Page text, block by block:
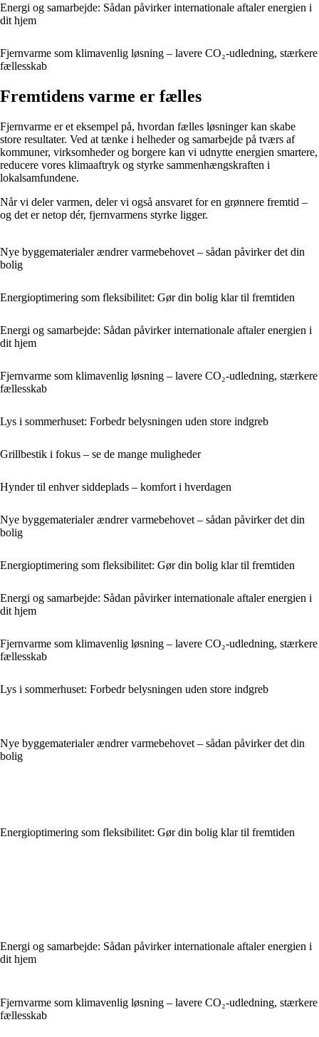
Energi og samarbejde: Sådan påvirker internationale aftaler energien i
dit hjem
Fjernvarme som klimavenlig løsning – lavere CO₂-udledning, stærkere
fællesskab
Fremtidens varme er fælles
Fjernvarme er et eksempel på, hvordan fælles løsninger kan skabe
store resultater. Ved at tænke i helheder og samarbejde på tværs af
kommuner, virksomheder og borgere kan vi udnytte energien smartere,
reducere vores klimaaftryk og styrke sammenhængskraften i
lokalsamfundene.
Når vi deler varmen, deler vi også ansvaret for en grønnere fremtid –
og det er netop dér, fjernvarmens styrke ligger.
Nye byggematerialer ændrer varmebehovet – sådan påvirker det din
bolig
Energioptimering som fleksibilitet: Gør din bolig klar til fremtiden
Energi og samarbejde: Sådan påvirker internationale aftaler energien i
dit hjem
Fjernvarme som klimavenlig løsning – lavere CO₂-udledning, stærkere
fællesskab
Lys i sommerhuset: Forbedr belysningen uden store indgreb
Grillbestik i fokus – se de mange muligheder
Hynder til enhver siddeplads – komfort i hverdagen
Nye byggematerialer ændrer varmebehovet – sådan påvirker det din
bolig
Energioptimering som fleksibilitet: Gør din bolig klar til fremtiden
Energi og samarbejde: Sådan påvirker internationale aftaler energien i
dit hjem
Fjernvarme som klimavenlig løsning – lavere CO₂-udledning, stærkere
fællesskab
Lys i sommerhuset: Forbedr belysningen uden store indgreb
Nye byggematerialer ændrer varmebehovet – sådan påvirker det din
bolig
Energioptimering som fleksibilitet: Gør din bolig klar til fremtiden
Energi og samarbejde: Sådan påvirker internationale aftaler energien i
dit hjem
Fjernvarme som klimavenlig løsning – lavere CO₂-udledning, stærkere
fællesskab